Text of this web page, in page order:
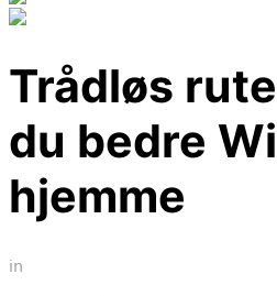
Trådløs
du bedre
hjemme
in